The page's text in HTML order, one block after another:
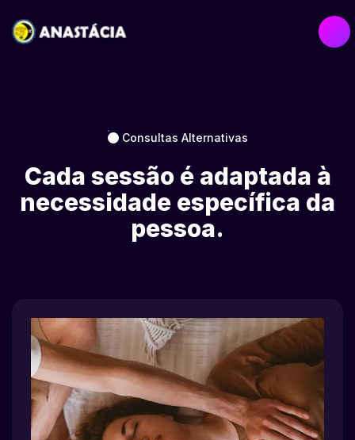
Consultas Alternativas
Cada sessão é adaptada à
necessidade específica da
pessoa.